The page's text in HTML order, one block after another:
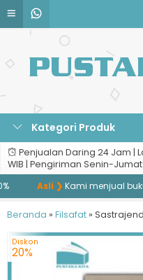
Kategori Produk
Penjualan Daring 24 Jam |
WIB | Pengiriman Senin-
Asli ❯Kami menjual buku
Beranda » Filsafat »
Diskon
20%